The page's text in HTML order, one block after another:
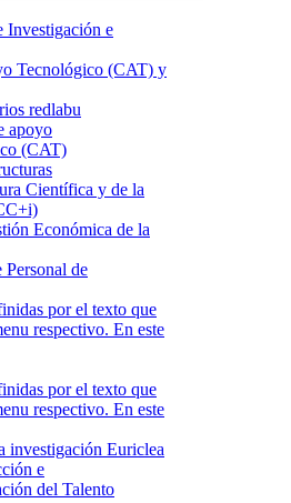
Investigación e
Tecnológico (CAT) y
redlabu
apoyo
(CAT)
Científica y de la
Económica de la
Personal de
investigación Euriclea
e
del Talento